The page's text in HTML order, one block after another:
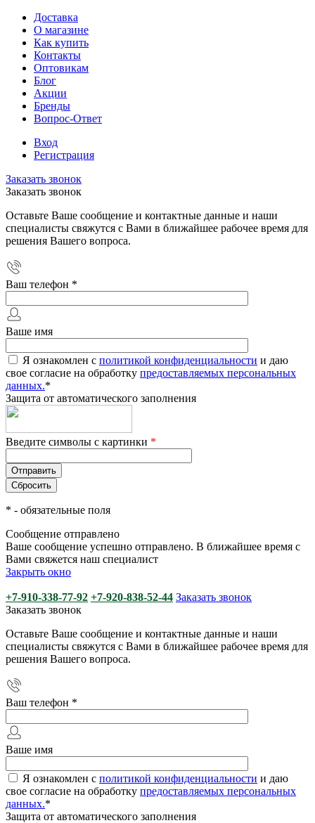
Доставка
О магазине
Как купить
Контакты
Оптовикам
Блог
Акции
Бренды
Вопрос-Ответ
Вход
Регистрация
Заказать звонок
Заказать звонок
Оставьте Ваше сообщение и контактные данные и наши
специалисты свяжутся с Вами в ближайшее рабочее время для
решения Вашего вопроса.
Ваш телефон *
Ваше имя
Я ознакомлен с политикой конфиденциальности и даю
свое согласие на обработку предоставляемых персональных
данных.*
Защита от автоматического заполнения
Введите символы с картинки *
* - обязательные поля
Сообщение отправлено
Ваше сообщение успешно отправлено. В ближайшее время с
Вами свяжется наш специалист
Закрыть окно
+7-910-338-77-92 +7-920-838-52-44 Заказать звонок
Заказать звонок
Оставьте Ваше сообщение и контактные данные и наши
специалисты свяжутся с Вами в ближайшее рабочее время для
решения Вашего вопроса.
Ваш телефон *
Ваше имя
Я ознакомлен с политикой конфиденциальности и даю
свое согласие на обработку предоставляемых персональных
данных.*
Защита от автоматического заполнения